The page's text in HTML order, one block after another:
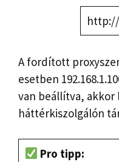
http://
A fordított
esetben
van beállítva, akkor
háttérkiszolgálón
Pro tipp: